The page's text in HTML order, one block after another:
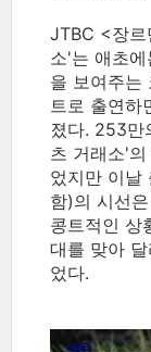
JTBC <장르
소'는 애초
을 보여주는
트로 출연하
졌다. 253만
츠 거래소'
었지만 이날
함)의 시선
콩트적인 상
대를 맞아
었다.